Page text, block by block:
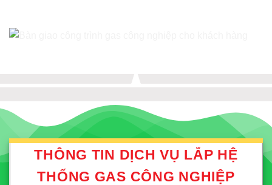
THÔNG TIN DỊCH VỤ LẮP HỆ
THỐNG GAS CÔNG NGHIỆP